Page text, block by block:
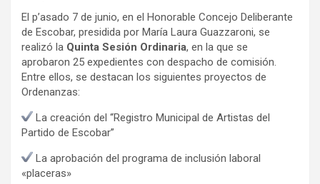
El p’asado 7 de junio, en el Honorable Concejo Deliberante
de Escobar, presidida por María Laura Guazzaroni, se
realizó la Quinta Sesión Ordinaria, en la que se
aprobaron 25 expedientes con despacho de comisión.
Entre ellos, se destacan los siguientes proyectos de
Ordenanzas:
La creación del “Registro Municipal de Artistas del
Partido de Escobar”
La aprobación del programa de inclusión laboral
«placeras»